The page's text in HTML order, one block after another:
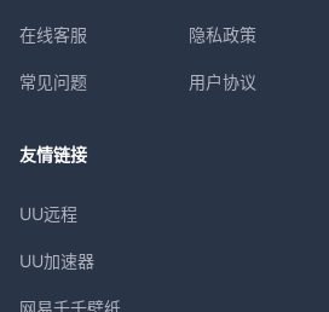
在线客服
常见问题
隐私政策
用户协议
友情链接
UU远程
UU加速器
网易千千壁纸